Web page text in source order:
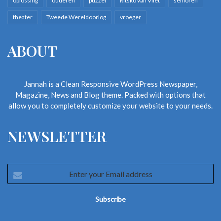
De titel van Brouwer zijn eerste boek Gooi me niet weg
bij haar te blijven. Willem houdt woord; zelfs als zijn vrouw diep
theater Tweede Wereldoorlog vroeger
ABOUT
Jannah is a Clean Responsive WordPress Newspaper,
Magazine, News and Blog theme. Packed with options that
allow you to completely customize your website to your needs.
NEWSLETTER
your